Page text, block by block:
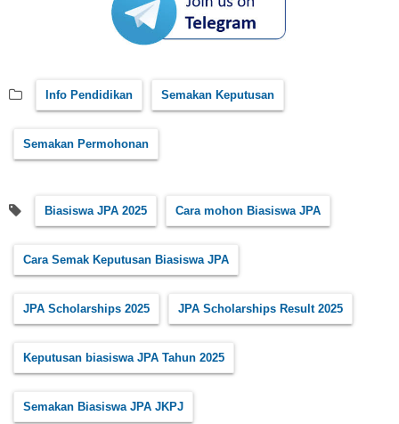
Info Pendidikan Semakan Keputusan
Semakan Permohonan
Biasiswa JPA 2025 Cara mohon Biasiswa JPA
Cara Semak Keputusan Biasiswa JPA
JPA Scholarships 2025 JPA Scholarships Result 2025
Keputusan biasiswa JPA Tahun 2025
Semakan Biasiswa JPA JKPJ